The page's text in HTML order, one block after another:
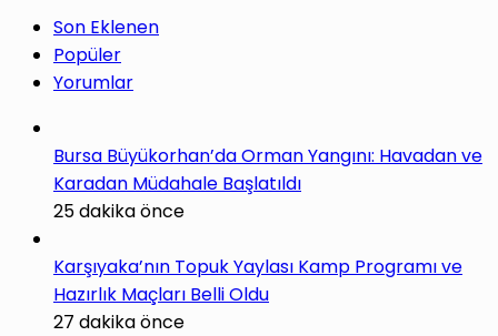
Son Eklenen
Popüler
Yorumlar
Bursa Büyükorhan’da Orman Yangını: Havadan ve
Karadan Müdahale Başlatıldı
25 dakika önce
Karşıyaka’nın Topuk Yaylası Kamp Programı ve
Hazırlık Maçları Belli Oldu
27 dakika önce